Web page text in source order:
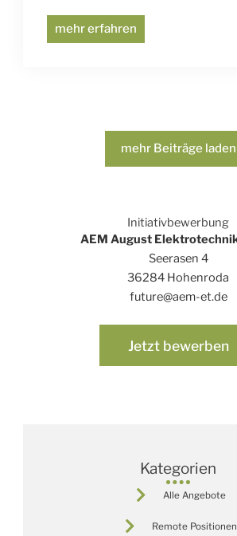
Kategorien
Alle Angebote
Remote Positionen
mehr erfahren
mehr Beiträge laden
Initiativbewerbung
AEM August
Seerasen 4
36284 Hohenroda
future@aem-et.de
Jetzt bewerben